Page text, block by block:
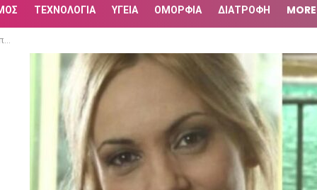
ΤΕΧΝΟΛΟΓΊΑ ΥΓΕΊΑ ΟΜΟΡΦΙΆ ΔΙΑΤΡΟΦΉ MORE